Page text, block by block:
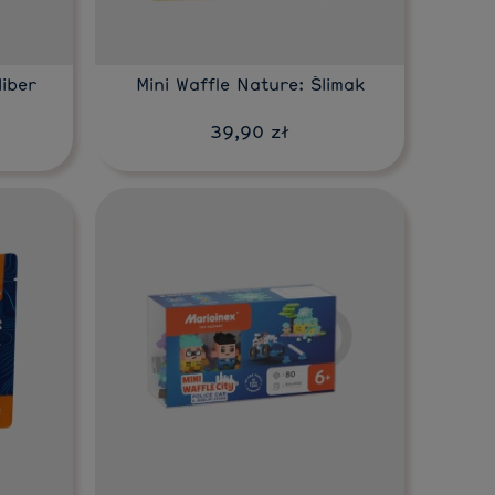
Mini Waffle Nature: Ślimak
39,90 zł
Do koszyka